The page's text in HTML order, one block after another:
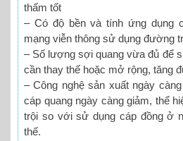
thấm tốt
– Có độ bền và tính ứng dụng
mạng viễn thông sử dụng đường
– Số lượng sợi quang vừa đủ để
cần thay thế hoặc mở rộng, tăng
– Công nghệ sản xuất ngày
cáp quang ngày càng giảm, thể
trội so với sử dụng cáp đồng ở
thế.